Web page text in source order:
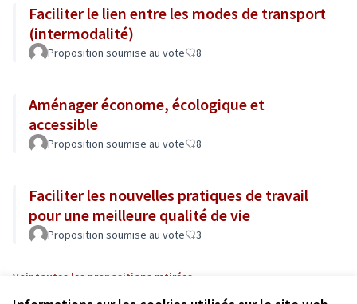
Faciliter le lien entre les modes de transport
(intermodalité)
Proposition soumise au vote 8
Aménager économe, écologique et
accessible
Proposition soumise au vote 8
Faciliter les nouvelles pratiques de travail
pour une meilleure qualité de vie
Proposition soumise au vote 3
Voir toutes les propositions retirées